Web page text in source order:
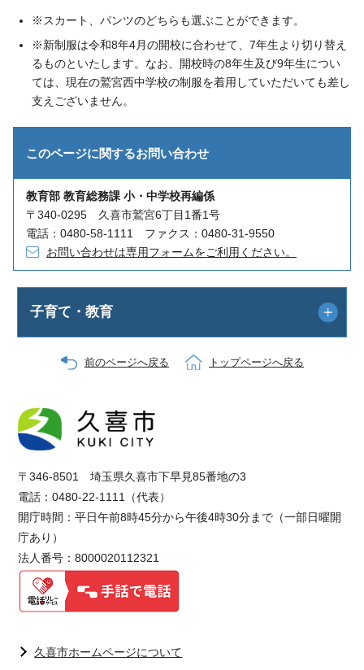
※スカート、パンツのどちらも選ぶことができます。
※新制服は令和8年4月の開校に合わせて、7年生より切り替え
るものといたします。なお、開校時の8年生及び9年生につい
ては、現在の鷲宮西中学校の制服を着用していただいても差し
支えございません。
このページに関するお問い合わせ
教育部 教育総務課 小・中学校再編係
〒340-0295 久喜市鷲宮6丁目1番1号
電話：0480-58-1111 ファクス：0480-31-9550
お問い合わせは専用フォームをご利用ください。
子育て・教育
前のページへ戻る トップページへ戻る
〒346-8501 埼玉県久喜市下早見85番地の3
電話：0480-22-1111（代表）
開庁時間：平日午前8時45分から午後4時30分まで（一部日曜開
庁あり）
法人番号：8000020112321
久喜市ホームページについて